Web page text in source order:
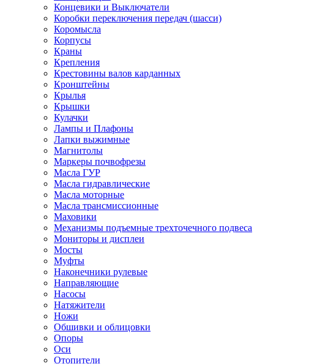
Концевики и Выключатели
Коробки переключения передач (шасси)
Коромысла
Корпусы
Краны
Крепления
Крестовины валов карданных
Кронштейны
Крылья
Крышки
Кулачки
Лампы и Плафоны
Лапки выжимные
Магнитолы
Маркеры почвофрезы
Масла ГУР
Масла гидравлические
Масла моторные
Масла трансмиссионные
Маховики
Механизмы подъемные трехточечного подвеса
Мониторы и дисплеи
Мосты
Муфты
Наконечники рулевые
Направляющие
Насосы
Натяжители
Ножи
Обшивки и облицовки
Опоры
Оси
Отопители